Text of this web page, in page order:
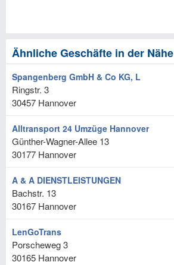
Ähnliche Geschäfte in der Nähe
Spangenberg GmbH & Co KG, L
Ringstr. 3
30457 Hannover
Alltransport 24 Umzüge Hannover
Günther-Wagner-Allee 13
30177 Hannover
A & A DIENSTLEISTUNGEN
Bachstr. 13
30167 Hannover
LenGoTrans
Porscheweg 3
30165 Hannover